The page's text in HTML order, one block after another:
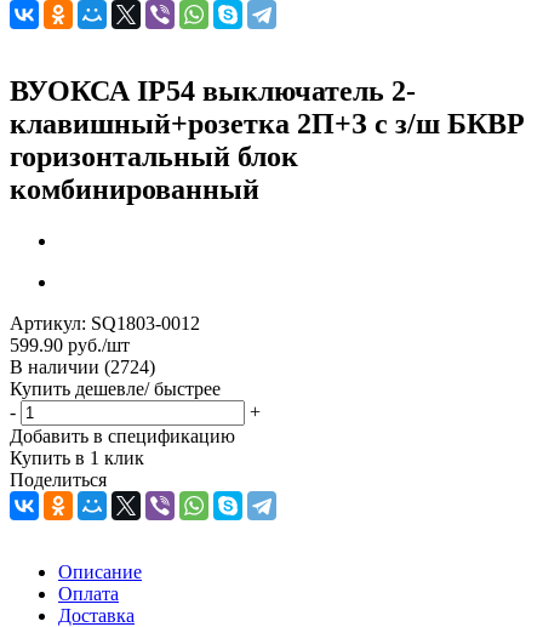
ВУОКСА IP54 выключатель 2-
клавишный+розетка 2П+З с з/ш БКВР
горизонтальный блок
комбинированный
Артикул: SQ1803-0012
599.90 руб./шт
В наличии (2724)
Купить дешевле/ быстрее
-
+
Добавить в спецификацию
Купить в 1 клик
Поделиться
Описание
Оплата
Доставка